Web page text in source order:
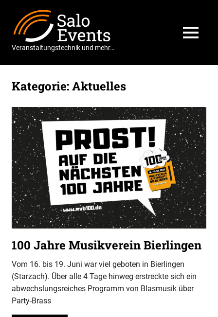
springen
Veranstaltungstechnik und mehr…
MENÜ
Kategorie:Aktuelles
100 Jahre Musikverein Bierlingen
Vom 16. bis 19. Juni war viel geboten in Bierlingen
(Starzach). Über alle 4 Tage hinweg erstreckte sich ein
abwechslungsreiches Programm von Blasmusik über
Party-Brass